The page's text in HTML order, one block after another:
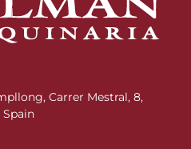
Carrer Mestral, 8,
Spain